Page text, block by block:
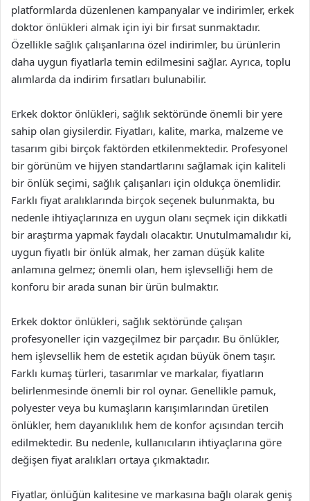
platformlarda düzenlenen kampanyalar ve indirimler, erkek
doktor önlükleri almak için iyi bir fırsat sunmaktadır.
Özellikle sağlık çalışanlarına özel indirimler, bu ürünlerin
daha uygun fiyatlarla temin edilmesini sağlar. Ayrıca, toplu
alımlarda da indirim fırsatları bulunabilir.
Erkek doktor önlükleri, sağlık sektöründe önemli bir yere
sahip olan giysilerdir. Fiyatları, kalite, marka, malzeme ve
tasarım gibi birçok faktörden etkilenmektedir. Profesyonel
bir görünüm ve hijyen standartlarını sağlamak için kaliteli
bir önlük seçimi, sağlık çalışanları için oldukça önemlidir.
Farklı fiyat aralıklarında birçok seçenek bulunmakta, bu
nedenle ihtiyaçlarınıza en uygun olanı seçmek için dikkatli
bir araştırma yapmak faydalı olacaktır. Unutulmamalıdır ki,
uygun fiyatlı bir önlük almak, her zaman düşük kalite
anlamına gelmez; önemli olan, hem işlevselliği hem de
konforu bir arada sunan bir ürün bulmaktır.
Erkek doktor önlükleri, sağlık sektöründe çalışan
profesyoneller için vazgeçilmez bir parçadır. Bu önlükler,
hem işlevsellik hem de estetik açıdan büyük önem taşır.
Farklı kumaş türleri, tasarımlar ve markalar, fiyatların
belirlenmesinde önemli bir rol oynar. Genellikle pamuk,
polyester veya bu kumaşların karışımlarından üretilen
önlükler, hem dayanıklılık hem de konfor açısından tercih
edilmektedir. Bu nedenle, kullanıcıların ihtiyaçlarına göre
değişen fiyat aralıkları ortaya çıkmaktadır.
Fiyatlar, önlüğün kalitesine ve markasına bağlı olarak geniş